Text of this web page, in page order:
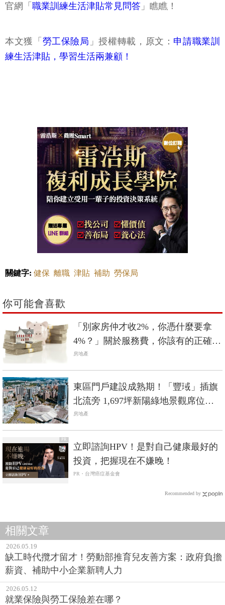
官網「 職業訓練生活津貼常見問答 」瞧瞧！
本文獲「 勞工保險局 」授權轉載，原文： 申請職業訓
練生活津貼，學習生活兩兼顧！
關鍵字: 健保 離職 津貼 補助 勞保局
你可能會喜歡
「別家房仲才收2%，你憑什麼要拿
4%？」關於服務費，你該有的正確觀
念
房地產
東區門戶建設成熟期！「豐琙」插旗
北流旁 1,697坪新陽綠地景觀席位限
量登場
房地產
PR
立即諮詢HPV！是對自己健康最好的
投資，把握現在不嫌晚！
PR・台灣癌症基金會
Recommended by
相關文章
2026.05.19
缺工時代攬才留才！勞動部推育兒友善方案：政府負擔
薪資、補助中小企業新聘人力
2026.05.12
就業保險與勞工保險差在哪？